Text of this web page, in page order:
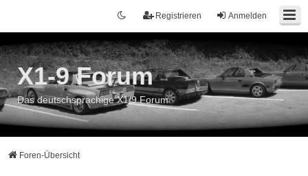
Anmelden
Registrieren
X1-9 Forum
Das deutschsprachige X1/9 Forum
Foren-Übersicht